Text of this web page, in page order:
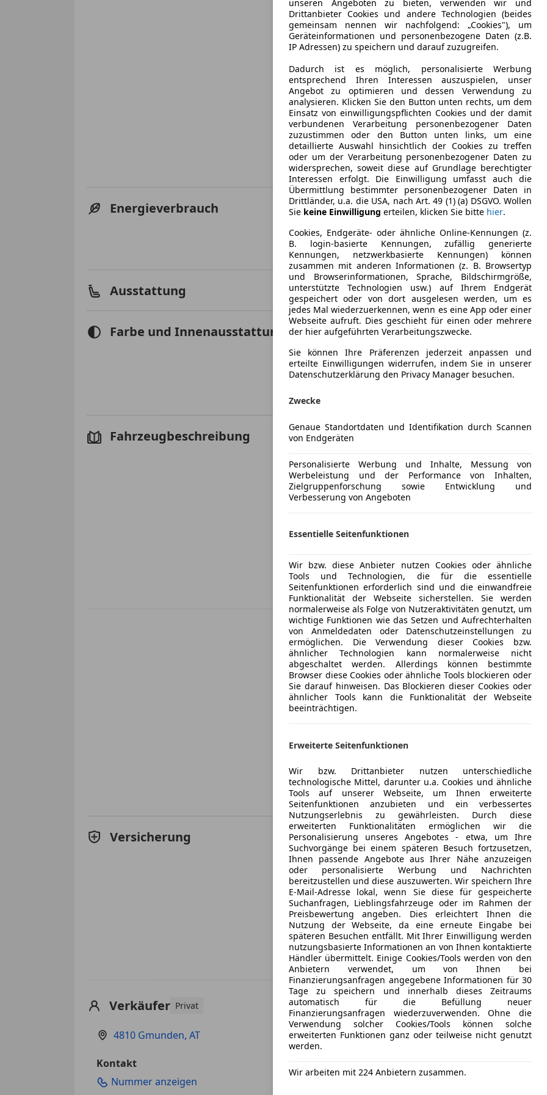
Energieverbrauch Schadstoffklasse
Euro 6e
Kraftstoff
Benzin
CO₂-Emissionen
304 g/km
Ausstattung Komfort
4-Zonen-
Armlehne
Einparkhilfe
Elektrische
Getönte
Head-up
Sitzheizung
Unterhaltung/Media
Android
Apple
Bluetooth
CD
DAB-Radio
Radio
Sicherheit
ABS
Airbag
Alarmanlage
ESP
Mehr anzeigen
Farbe und Innenausstattung Außenfarbe
Lackierung
Metallic
Farbe der Innenausstattung
Schwarz
Innenausstattung
Fahrzeugbeschreibung Details / zusätzliche Mehrausstattung:
Optik & Exterieur
Fahrzeugfarbe laut Hersteller: galaxisblau metallic
Audi Ringe und Schriftzüge in schwarz
Außenspiegelgehäuse schwarz
Räder 23" 5-Y-Speichen-Rotor 10,5J x 23
Innenraum & Komfort
RS-Sportsitze vorn in Leder Valcona
Dachhimmel in Stoff mondsilber
Dekoreinlagen Carbon Köper matt
Erweiterte Interieurelemente in Leder
Akustikverglasung
Sonnenschutzrollo elektrisch
Frontscheibe in Klimakomfortverglasung
Spurwechselwarnung
Außenspiegel automatisch abblendend Memory 2
Garagentoröffner
Servoschließung für die Türen
Fahrwerk & Performance
RS-Dynamikpaket plus
RS-Keramikbremsanlage mit Bremssätteln
RS-Sportabgasanlage
Technologie & Infotainment
Audi Phone Box
Audi Virtual Cockpit Plus
Mehr anzeigen
Versicherung Kfz-Versicherung
Versicherungsschutz an Ihre Bedürfnisse
Freischaden-Gutschein ab Stufe 0
Auto einfach online versichern & Rabatt holen
Jetzt berechnen
Verkäufer Privat
4810 Gmunden, AT
Kontakt
Nummer anzeigen
Anbieter
Deine Nachricht
unseren Angeboten zu bieten, verwenden wir und
Drittanbieter Cookies und andere Technologien (beides
gemeinsam nennen wir nachfolgend: „Cookies"), um
Geräteinformationen und personenbezogene Daten (z.B.
IP Adressen) zu speichern und darauf zuzugreifen.
Dadurch ist es möglich, personalisierte Werbung
entsprechend Ihren Interessen auszuspielen, unser
Angebot zu optimieren und dessen Verwendung zu
analysieren. Klicken Sie den Button unten rechts, um dem
Einsatz von einwilligungspflichten Cookies und der damit
verbundenen Verarbeitung personenbezogener Daten
zuzustimmen oder den Button unten links, um eine
detaillierte Auswahl hinsichtlich der Cookies zu treffen
oder um der Verarbeitung personenbezogener Daten zu
widersprechen, soweit diese auf Grundlage berechtigter
Interessen erfolgt. Die Einwilligung umfasst auch die
Übermittlung bestimmter personenbezogener Daten in
Drittländer, u.a. die USA, nach Art. 49 (1) (a) DSGVO. Wollen
Sie keine Einwilligung erteilen, klicken Sie bitte hier.
Cookies, Endgeräte- oder ähnliche Online-Kennungen (z.
B. login-basierte Kennungen, zufällig generierte
Kennungen, netzwerkbasierte Kennungen) können
zusammen mit anderen Informationen (z. B. Browsertyp
und Browserinformationen, Sprache, Bildschirmgröße,
unterstützte Technologien usw.) auf Ihrem Endgerät
gespeichert oder von dort ausgelesen werden, um es
jedes Mal wiederzuerkennen, wenn es eine App oder einer
Webseite aufruft. Dies geschieht für einen oder mehrere
der hier aufgeführten Verarbeitungszwecke.
Sie können Ihre Präferenzen jederzeit anpassen und
erteilte Einwilligungen widerrufen, indem Sie in unserer
Datenschutzerklärung den Privacy Manager besuchen.
Zwecke
Genaue Standortdaten und Identifikation durch Scannen
von Endgeräten
Personalisierte Werbung und Inhalte, Messung von
Werbeleistung und der Performance von Inhalten,
Zielgruppenforschung sowie Entwicklung und
Verbesserung von Angeboten
Essentielle Seitenfunktionen
Wir bzw. diese Anbieter nutzen Cookies oder ähnliche
Tools und Technologien, die für die essentielle
Seitenfunktionen erforderlich sind und die einwandfreie
Funktionalität der Webseite sicherstellen. Sie werden
normalerweise als Folge von Nutzeraktivitäten genutzt, um
wichtige Funktionen wie das Setzen und Aufrechterhalten
von Anmeldedaten oder Datenschutzeinstellungen zu
ermöglichen. Die Verwendung dieser Cookies bzw.
ähnlicher Technologien kann normalerweise nicht
abgeschaltet werden. Allerdings können bestimmte
Browser diese Cookies oder ähnliche Tools blockieren oder
Sie darauf hinweisen. Das Blockieren dieser Cookies oder
ähnlicher Tools kann die Funktionalität der Webseite
beeinträchtigen.
Erweiterte Seitenfunktionen
Wir bzw. Drittanbieter nutzen unterschiedliche
technologische Mittel, darunter u.a. Cookies und ähnliche
Tools auf unserer Webseite, um Ihnen erweiterte
Seitenfunktionen anzubieten und ein verbessertes
Nutzungserlebnis zu gewährleisten. Durch diese
erweiterten Funktionalitäten ermöglichen wir die
Personalisierung unseres Angebotes - etwa, um Ihre
Suchvorgänge bei einem späteren Besuch fortzusetzen,
Ihnen passende Angebote aus Ihrer Nähe anzuzeigen
oder personalisierte Werbung und Nachrichten
bereitzustellen und diese auszuwerten. Wir speichern Ihre
E-Mail-Adresse lokal, wenn Sie diese für gespeicherte
Suchanfragen, Lieblingsfahrzeuge oder im Rahmen der
Preisbewertung angeben. Dies erleichtert Ihnen die
Nutzung der Webseite, da eine erneute Eingabe bei
späteren Besuchen entfällt. Mit Ihrer Einwilligung werden
nutzungsbasierte Informationen an von Ihnen kontaktierte
Händler übermittelt. Einige Cookies/Tools werden von den
Anbietern verwendet, um von Ihnen bei
Finanzierungsanfragen angegebene Informationen für 30
Tage zu speichern und innerhalb dieses Zeitraums
automatisch für die Befüllung neuer
Finanzierungsanfragen wiederzuverwenden. Ohne die
Verwendung solcher Cookies/Tools können solche
erweiterten Funktionen ganz oder teilweise nicht genutzt
werden.
Wir arbeiten mit 224 Anbietern zusammen.